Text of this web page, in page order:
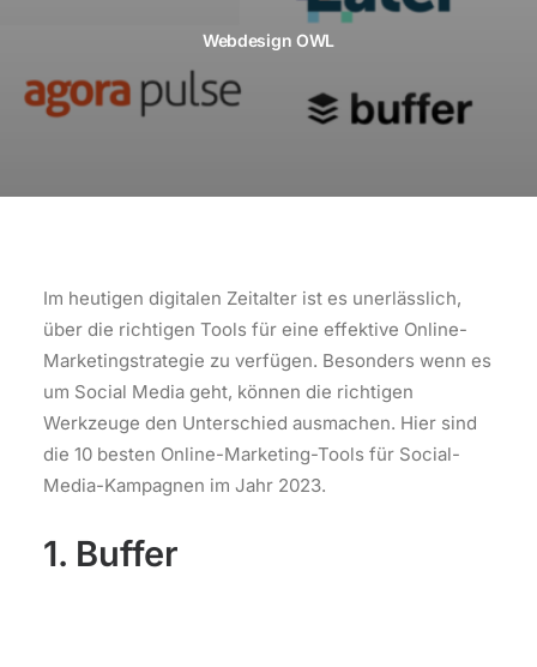
Webdesign OWL
Im heutigen digitalen Zeitalter ist es unerlässlich,
über die richtigen Tools für eine effektive Online-
Marketingstrategie zu verfügen. Besonders wenn es
um Social Media geht, können die richtigen
Werkzeuge den Unterschied ausmachen. Hier sind
die 10 besten Online-Marketing-Tools für Social-
Media-Kampagnen im Jahr 2023.
1. Buffer